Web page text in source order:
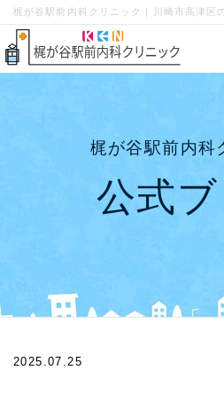
梶が谷駅前内科クリニック | 川崎市高津区
梶が谷駅前内科
公式
2025.07.25